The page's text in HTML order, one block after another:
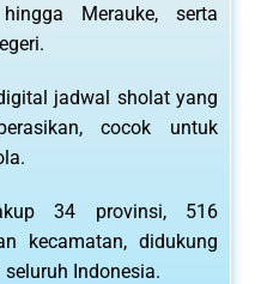
Merauke, serta
jadwal sholat yang
cocok untuk
34 provinsi, 516
kecamatan, didukung
Indonesia.